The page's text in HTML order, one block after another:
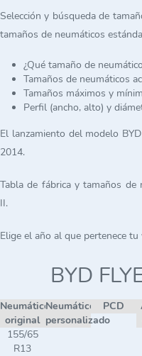
Selección y búsqueda de
tamaños de neumáticos
¿Qué tamaño de
Tamaños de neumáticos
Tamaños máximos y
Perfil (ancho, alto) y
El lanzamiento del modelo
2014.
Tabla de fábrica y tamaños de
II.
Elige el año al que pertenece
BYD
Neumático
original
Neumático
personalizado
PCD
155/65
R13